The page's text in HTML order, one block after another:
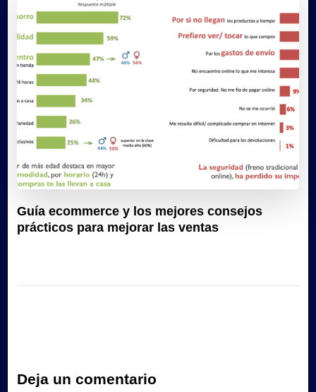
Guía ecommerce y los mejores consejos
prácticos para mejorar las ventas
Deja un comentario